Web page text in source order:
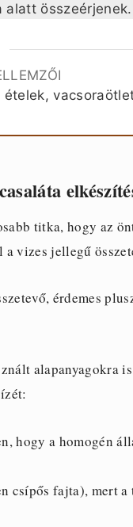
alatt összeérjenek.
titka, hogy az
vizes jellegű
érdemes
alapanyagokra
hogy a homogén
csípős fajta), mert